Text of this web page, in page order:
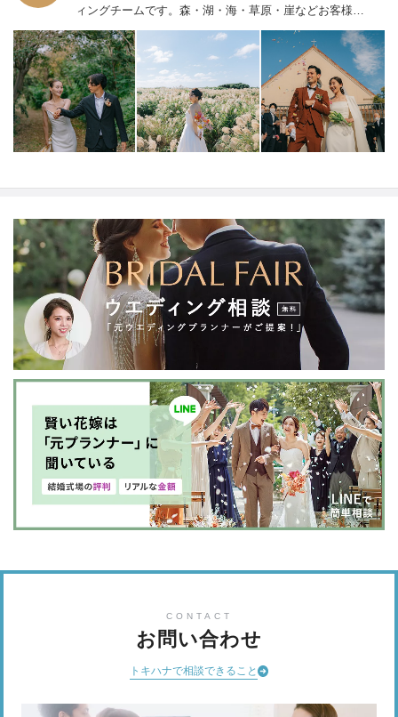
ィングチームです。 森・湖・海・草原・崖などお客様が
撮影したいロケーションにて私たちが出張撮影をいたし
ます。お2人だけのコンセプトを余すことなく動画・写真
で表現し、オーダーメイドの作品をお届けいたします。
「色褪せない想い出を」をご一緒に創り上げていきませ
んか。【キャンセル規定】ご契約日から撮影日の31日前
まで→キャンセル料は発生しません。撮影日の30日前か
ら８日前まで→お見積額の50％撮影日の７日前から前日
まで→お見積額の75％撮影日当日→お見積額の100％
CONTACT
お問い合わせ
トキハナで相談できること